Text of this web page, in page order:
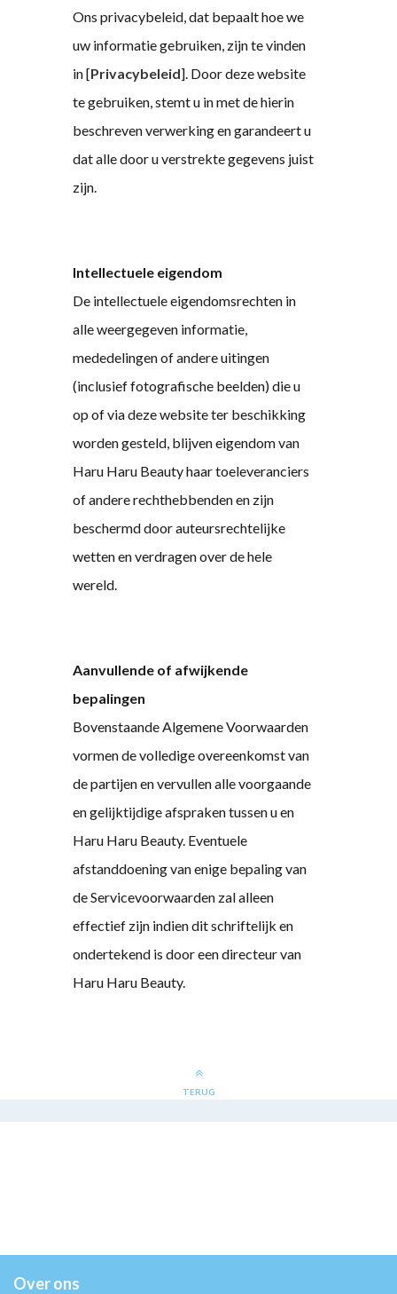
Ons privacybeleid, dat bepaalt hoe we
uw informatie gebruiken, zijn te vinden
in [Privacybeleid]. Door deze website
te gebruiken, stemt u in met de hierin
beschreven verwerking en garandeert u
dat alle door u verstrekte gegevens juist
zijn.
Intellectuele eigendom
De intellectuele eigendomsrechten in
alle weergegeven informatie,
mededelingen of andere uitingen
(inclusief fotografische beelden) die u
op of via deze website ter beschikking
worden gesteld, blijven eigendom van
Haru Haru Beauty haar toeleveranciers
of andere rechthebbenden en zijn
beschermd door auteursrechtelijke
wetten en verdragen over de hele
wereld.
Aanvullende of afwijkende
bepalingen
Bovenstaande Algemene Voorwaarden
vormen de volledige overeenkomst van
de partijen en vervullen alle voorgaande
en gelijktijdige afspraken tussen u en
Haru Haru Beauty. Eventuele
afstanddoening van enige bepaling van
de Servicevoorwaarden zal alleen
effectief zijn indien dit schriftelijk en
ondertekend is door een directeur van
Haru Haru Beauty.
TERUG
Over ons